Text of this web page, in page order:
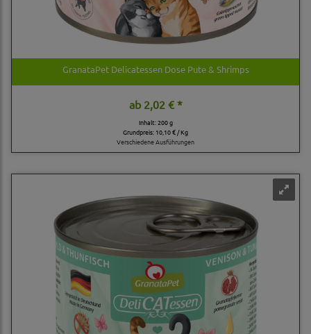
GranataPet Delicatessen Dose Pute & Shrimps
ab2,02 € *
Inhalt: 200 g
Grundpreis: 10,10 € / Kg
Verschiedene Ausführungen